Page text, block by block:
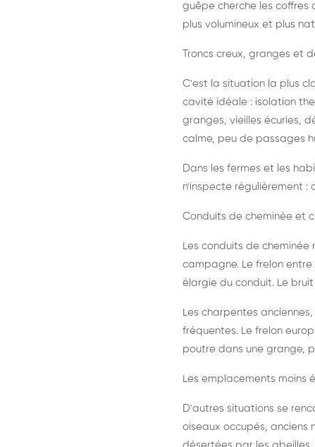
guêpe cherche les coffres
plus volumineux et plus
Troncs creux, granges et
C'est la situation la plus
cavité idéale : isolation
granges, vieilles écuries,
calme, peu de passages
Dans les fermes et les
n'inspecte régulièrement :
Conduits de cheminée et
Les conduits de
campagne. Le frelon
élargie du conduit. Le
Les charpentes
fréquentes. Le frelon
poutre dans une grange,
Les emplacements moins
D'autres situations se
oiseaux occupés, anciens